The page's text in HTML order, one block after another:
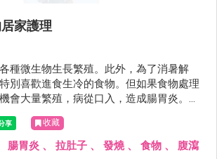
家護理
種微生物生長繁殖。此外，為了消暑解
別喜歡進食生冷的食物。但如果食物處理
會大量繁殖，病從口入，造成腸胃炎。腸
嘔吐與腹瀉，其症狀可輕可重，就醫之
步惡化，其實有些撇步。
收藏
腸胃炎 、 拉肚子 、 發燒、 食物 、 腹瀉